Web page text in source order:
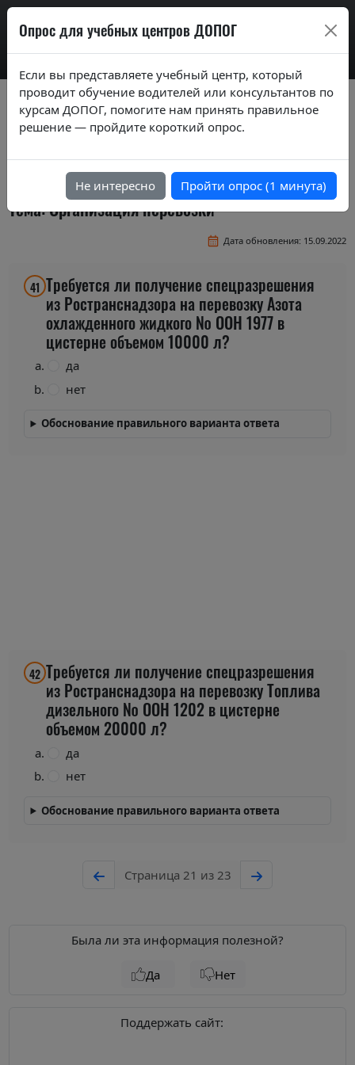
AdrExam
Вопросы экзаменационных билетов по
курсам ДОПОГ ver. 2019
Экзаменационные вопросы по темам курса
"Перевозка в цистернах"
Тема: Организация перевозки
Дата обновления: 15.09.2022
41 Требуется ли получение спецразрешения
из Ространснадзора на перевозку Азота
охлажденного жидкого № ООН 1977 в
цистерне объемом 10000 л?
да
нет
Обоснование правильного варианта ответа
42 Требуется ли получение спецразрешения
из Ространснадзора на перевозку Топлива
дизельного № ООН 1202 в цистерне
объемом 20000 л?
да
нет
Обоснование правильного варианта ответа
Страница 21 из 23
Была ли эта информация полезной?
Да Нет
Поддержать сайт:
Опрос для учебных центров ДОПОГ
Если вы представляете учебный центр, который
проводит обучение водителей или консультантов по
курсам ДОПОГ, помогите нам принять правильное
решение — пройдите короткий опрос.
Не интересно Пройти опрос (1 минута)